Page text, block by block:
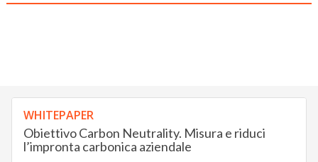
WHITEPAPER
Obiettivo Carbon Neutrality. Misura e riduci
l’impronta carbonica aziendale